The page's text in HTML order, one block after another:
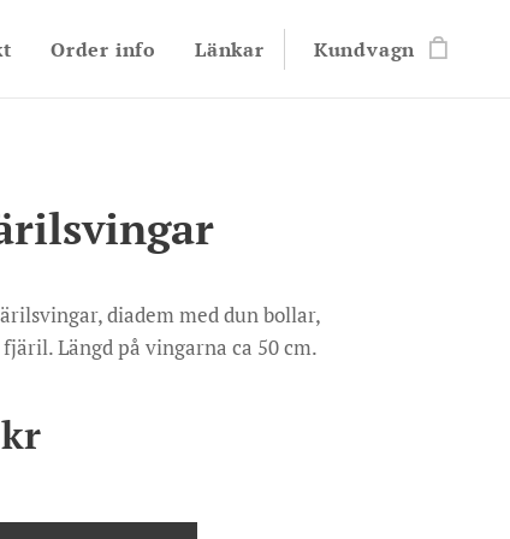
Order info Länkar Kundvagn
diadem med dun bollar,
Längd på vingarna ca 50 cm.
kr